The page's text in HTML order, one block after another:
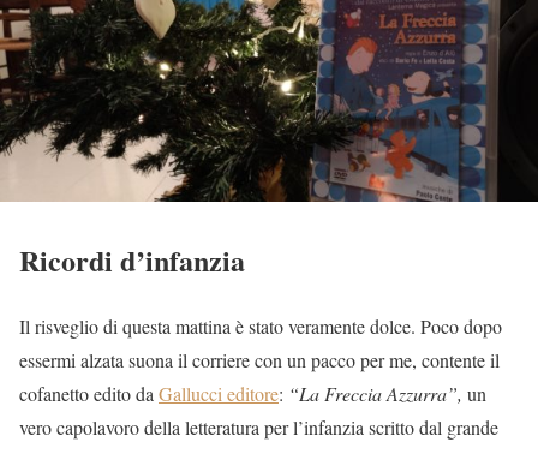
Ricordi d’infanzia
Il risveglio di questa mattina è stato veramente dolce. Poco dopo
essermi alzata suona il corriere con un pacco per me, contente il
cofanetto edito da Gallucci editore: “La Freccia Azzurra”, un
vero capolavoro della letteratura per l’infanzia scritto dal grande